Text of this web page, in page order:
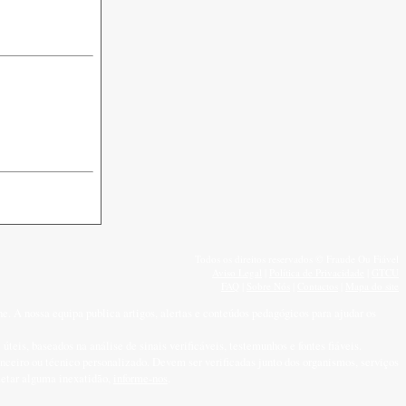
baseados na análise de sinais verificáveis, testemunhos e fontes fiáveis.
ou técnico personalizado. Devem ser verificadas junto dos organismos, serviços
alguma inexatidão,